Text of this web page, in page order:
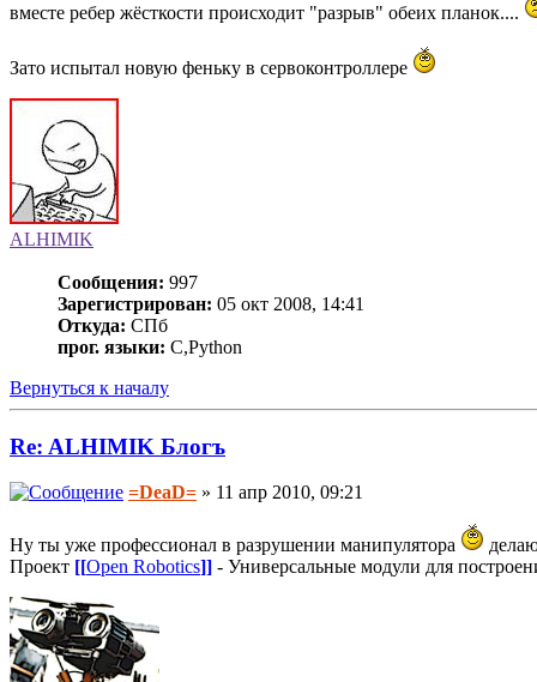
вместе ребер жёсткости происходит "разрыв" обеих планок....
Зато испытал новую феньку в сервоконтроллере
ALHIMIK
Сообщения: 997
Зарегистрирован: 05 окт 2008, 14:41
Откуда: СПб
прог. языки: C,Python
Вернуться к началу
Re: ALHIMIK Блогъ
=DeaD= » 11 апр 2010, 09:21
Ну ты уже профессионал в разрушении манипулятора
Проект [[Open Robotics]] - Универсальные модули для